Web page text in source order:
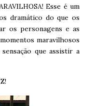
Esse é um
dramático do que os
os personagens e as
maravilhosos
que assistir a